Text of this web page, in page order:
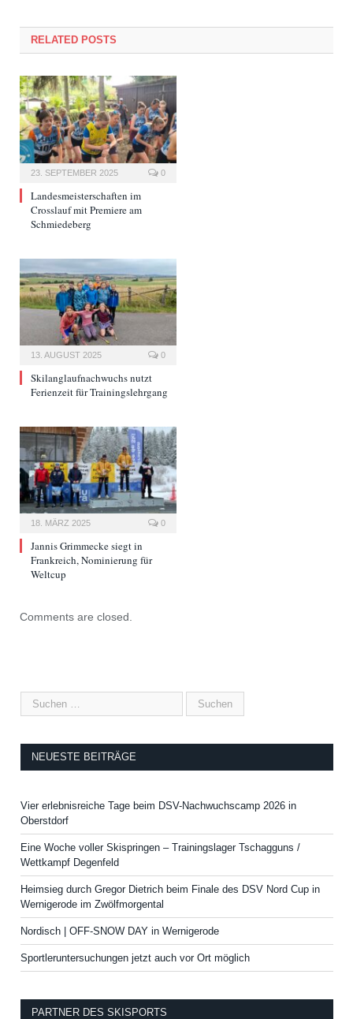
RELATED POSTS
23. SEPTEMBER 2025 0
Landesmeisterschaften im
Crosslauf mit Premiere am
Schmiedeberg
13. AUGUST 2025 0
Skilanglaufnachwuchs nutzt
Ferienzeit für Trainingslehrgang
18. MÄRZ 2025 0
Jannis Grimmecke siegt in
Frankreich, Nominierung für
Weltcup
Comments are closed.
NEUESTE BEITRÄGE
Vier erlebnisreiche Tage beim DSV-Nachwuchscamp 2026 in
Oberstdorf
Eine Woche voller Skispringen – Trainingslager Tschagguns /
Wettkampf Degenfeld
Heimsieg durch Gregor Dietrich beim Finale des DSV Nord Cup in
Wernigerode im Zwölfmorgental
Nordisch | OFF-SNOW DAY in Wernigerode
Sportleruntersuchungen jetzt auch vor Ort möglich
PARTNER DES SKISPORTS